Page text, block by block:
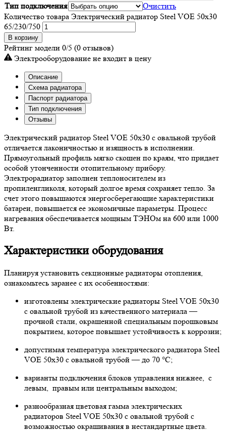
Тип подключения
Очистить
Количество товара Электрический радиатор Steel VOE 50x30
65/230/750
В корзину
Рейтинг модели 0/5 (0 отзывов)
Электрооборудование не входит в цену
Описание
Схема радиатора
Паспорт радиатора
Тип подключения
Отзывы
Электрический радиатор Steel VOE 50х30 с овальной трубой
отличается лаконичностью и изящность в исполнении.
Прямоугольный профиль мягко скошен по краям, что придает
особой утонченности отопительному прибору.
Электрорадиатор заполнен теплоносителем из
пропиленгликоля, который долгое время сохраняет тепло. За
счет этого повышаются энергосберегающие характеристики
батареи, повышается ее экономичные параметры. Процесс
нагревания обеспечивается мощным ТЭНОм на 600 или 1000
Вт.
Характеристики оборудования
Планируя установить секционные радиаторы отопления,
ознакомьтесь заранее с их особенностями:
изготовлены электрические радиаторы Steel VOE 50х30
с овальной трубой из качественного материала —
прочной стали, окрашенной специальным порошковым
покрытием, которое повышает устойчивость к коррозии;
допустимая температура электрического радиатора Steel
VOE 50х30 с овальной трубой — до 70 °C;
варианты подключения блоков управления нижнее, с
левым, правым или центральным выходом;
разнообразная цветовая гамма электрических
радиаторов Steel VOE 50х30 с овальной трубой с
возможностью окрашивания в нестандартные цвета.